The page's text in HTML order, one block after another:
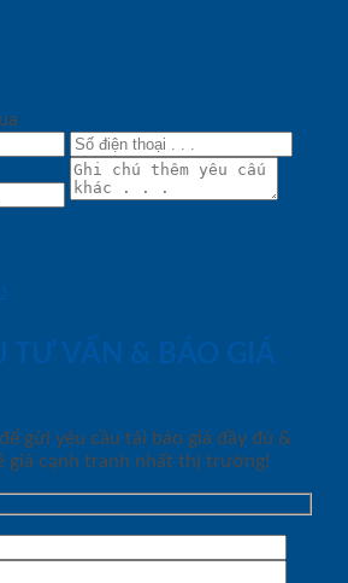
TƯ VẤN & BÁO GIÁ
gửi yêu cầu tải báo giá đầy đủ &
giá cạnh tranh nhất thị trường!